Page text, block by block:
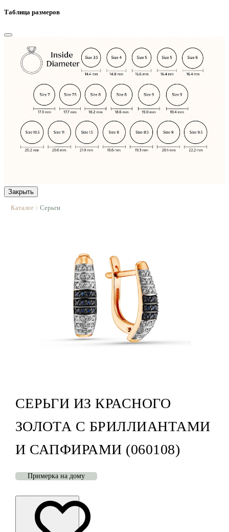
Таблица размеров
Закрыть
Каталог | Серьги
СЕРЬГИ ИЗ КРАСНОГО
ЗОЛОТА С БРИЛЛИАНТАМИ
И САПФИРАМИ (060108)
Примерка на дому